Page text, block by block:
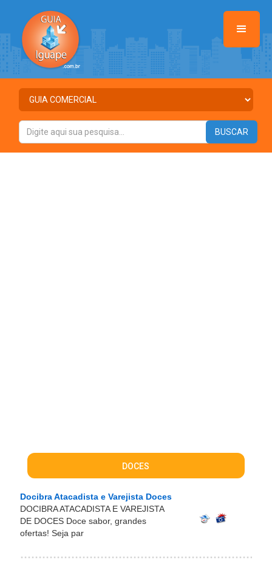
DOCES
Docibra Atacadista e Varejista Doces
DOCIBRA ATACADISTA E VAREJISTA
DE DOCES Doce sabor, grandes
ofertas! Seja par